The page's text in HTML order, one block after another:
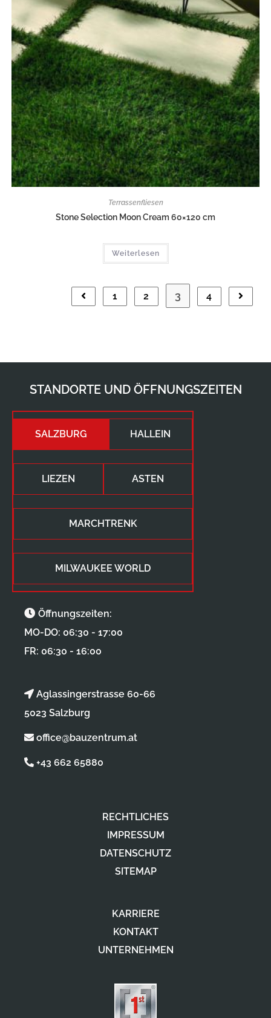
Terrassenfliesen
Stone Selection Moon Cream 60×120 cm
Weiterlesen
1 2 3 4
RECHTLICHES
IMPRESSUM
DATENSCHUTZ
SITEMAP
KARRIERE
KONTAKT
UNTERNEHMEN
STANDORTE UND ÖFFNUNGSZEITEN
SALZBURG HALLEIN
LIEZEN ASTEN
MARCHTRENK
MILWAUKEE WORLD
Aglassingerstrasse 60-66
5023 Salzburg
office@bauzentrum.at
+43 662 65880
Öffnungszeiten:
MO-DO: 06:30 - 17:00
FR: 06:30 - 16:00